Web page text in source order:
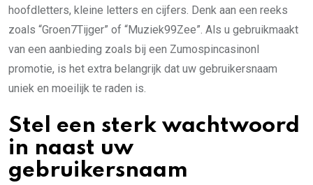
hoofdletters, kleine letters en cijfers. Denk aan een reeks
zoals “Groen7Tijger” of “Muziek99Zee”. Als u gebruikmaakt
van een aanbieding zoals bij een Zumospincasinonl
promotie, is het extra belangrijk dat uw gebruikersnaam
uniek en moeilijk te raden is.
Stel een sterk wachtwoord
in naast uw
gebruikersnaam